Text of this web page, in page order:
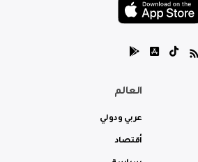
العالم
عربي ودولي
أقتصاد